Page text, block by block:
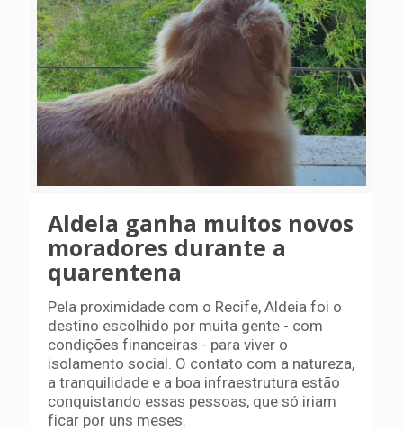
Aldeia ganha muitos novos
moradores durante a
quarentena
Pela proximidade com o Recife, Aldeia foi o
destino escolhido por muita gente - com
condições financeiras - para viver o
isolamento social. O contato com a natureza,
a tranquilidade e a boa infraestrutura estão
conquistando essas pessoas, que só iriam
ficar por uns meses.